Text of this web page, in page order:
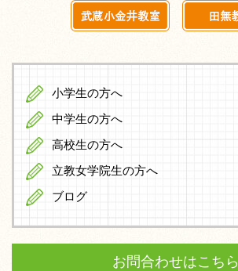
小学生の方へ
中学生の方へ
高校生の方へ
立教女学院生の方へ
ブログ
お問合わせはこちら